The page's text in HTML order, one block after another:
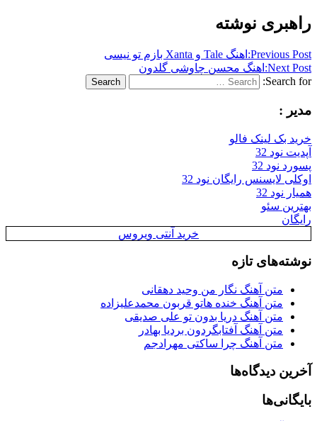
راهبری نوشته
Previous Post: اهنگ Tale و Xanta بازم تو نیسی
Next Post: اهنگ محسن چاوشی گلدون
Search for:
Search
مدیر :
خرید بک لینک فالو
آپدیت نود 32
پسورد نود 32
اوکلی لایسنس رایگان نود 32
همیار نود 32
بهترین سئو
رایگان
خرید آنتی ویروس
نوشته‌های تازه
متن آهنگ نگار من وحید دهقانی
متن آهنگ خنده هاتو قربون محمدعلیزاده
متن آهنگ دریا بدون تو علی صدیقی
متن آهنگ آفتابگردون بردیا بهادر
متن آهنگ چرا ساکتی مهرادجم
آخرین دیدگاه‌ها
بایگانی‌ها